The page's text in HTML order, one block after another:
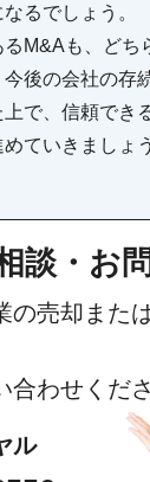
るでしょう。
M&Aも、どち
後の会社の存
で、信頼でき
ていきましょ
談・お
の売却また
合わせくださ
ル